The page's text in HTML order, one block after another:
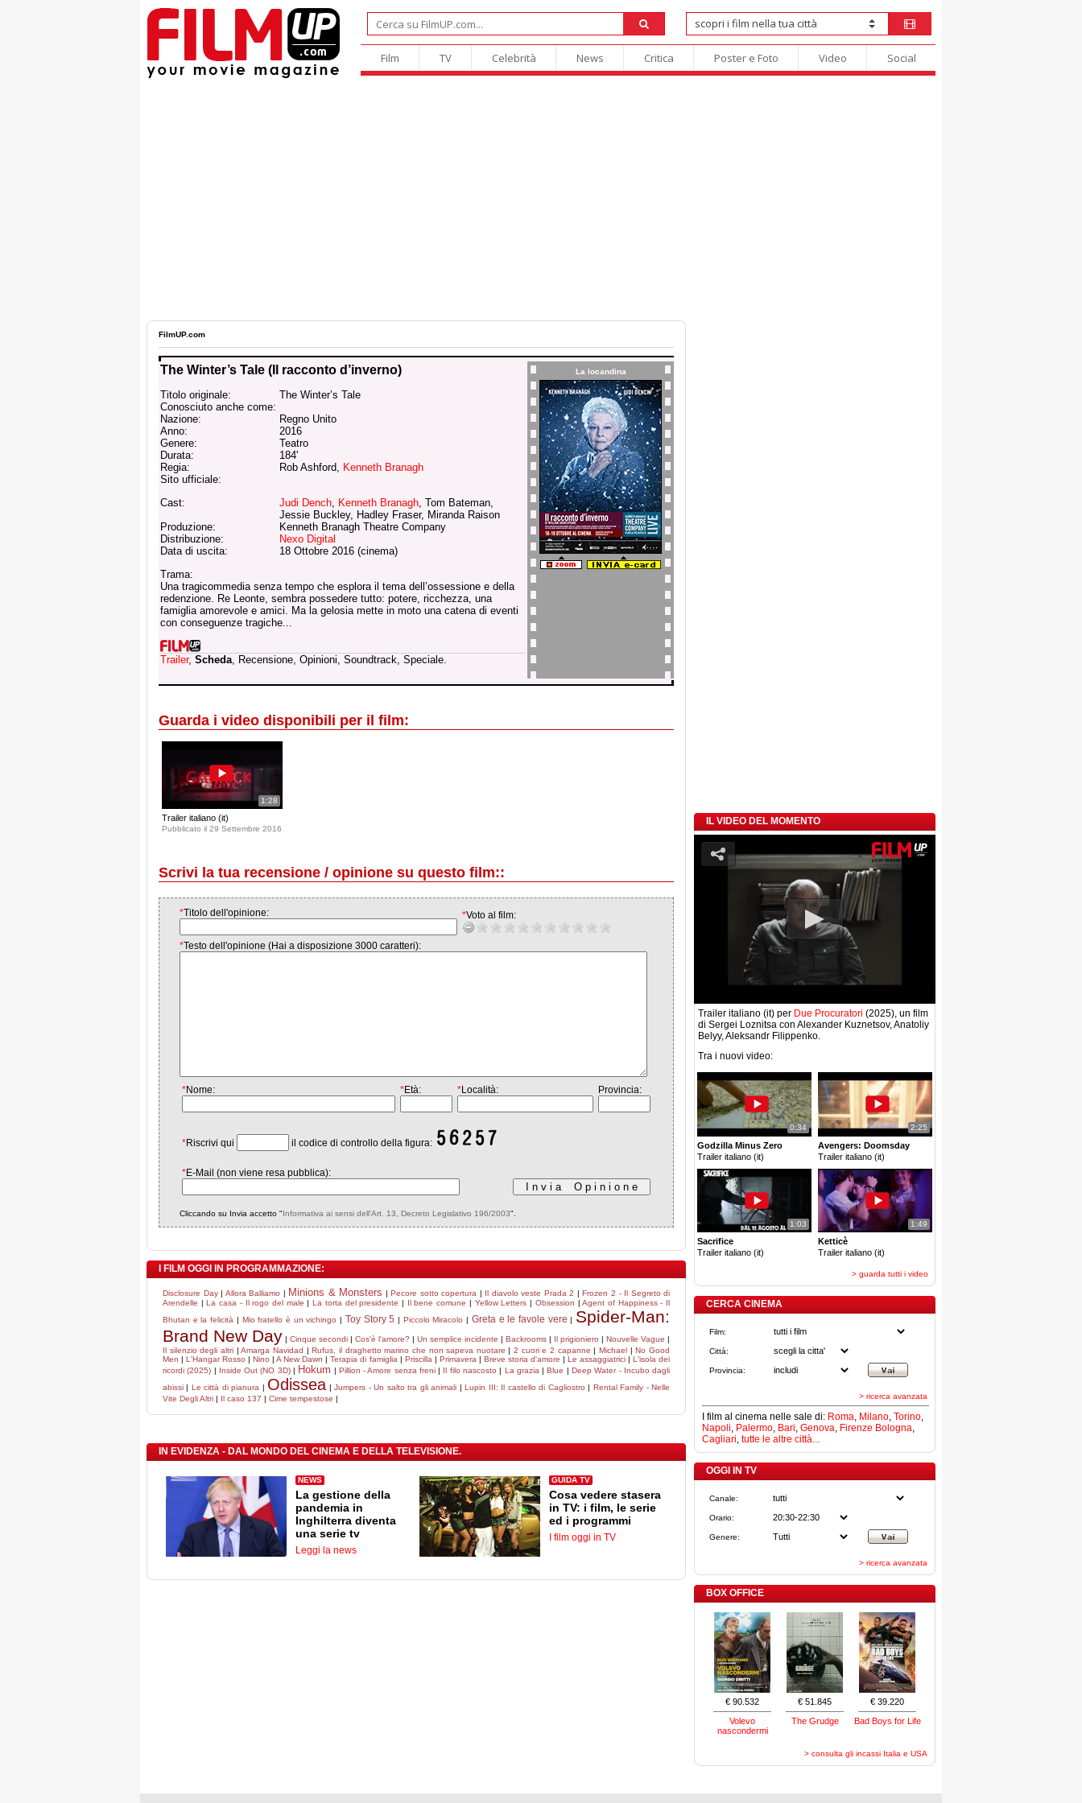
Film TV Celebrità News Critica Poster e Foto Video Social
FilmUP.com
The Winter’s Tale (Il racconto d’inverno)
Titolo originale:
The Winter’s Tale
Conosciuto anche come:
Nazione:
Regno Unito
Anno:
2016
Genere:
Teatro
Durata:
184'
Regia:
Rob Ashford, Kenneth Branagh
Sito ufficiale:
Cast:
Judi Dench, Kenneth Branagh, Tom Bateman,
Jessie Buckley, Hadley Fraser, Miranda Raison
Produzione:
Kenneth Branagh Theatre Company
Distribuzione:
Nexo Digital
Data di uscita:
18 Ottobre 2016 (cinema)
Trama:
Una tragicommedia senza tempo che esplora il tema dell’ossessione e della
redenzione. Re Leonte, sembra possedere tutto: potere, ricchezza, una
famiglia amorevole e amici. Ma la gelosia mette in moto una catena di eventi
con conseguenze tragiche...
Trailer, Scheda, Recensione, Opinioni, Soundtrack, Speciale.
La locandina
Guarda i video disponibili per il film:
1:28
Trailer italiano (it)
Pubblicato il 29 Settembre 2016
Scrivi la tua recensione / opinione su questo film::
*Titolo dell'opinione: *Voto al film:
*Testo dell'opinione (Hai a disposizione 3000 caratteri):
*Nome: *Età: *Località: Provincia:
*Riscrivi qui il codice di controllo della figura:
*E-Mail (non viene resa pubblica):
Cliccando su Invia accetto "Informativa ai sensi dell'Art. 13, Decreto Legislativo 196/2003".
I FILM OGGI IN PROGRAMMAZIONE:
Disclosure Day| Allora Balliamo | Minions & Monsters |Pecore sotto copertura | Il diavolo veste Prada 2 |Frozen 2 - Il Segreto di
Arendelle |La casa - Il rogo del male |La torta del presidente | Il bene comune | Yellow Letters | Obsession |Agent of Happiness - Il
Bhutan e la felicità | Mio fratello è un vichingo | Toy Story 5 | Piccolo Miracolo | Greta e le favole vere | Spider-Man:
Brand New Day | Cinque secondi | Cos'è l'amore? | Un semplice incidente | Backrooms | Il prigioniero | Nouvelle Vague |
Il silenzio degli altri|Amarga Navidad |Rufus, il draghetto marino che non sapeva nuotare |2 cuori e 2 capanne |Michael |No Good
Men |L'Hangar Rosso |Nino |A New Dawn |Terapia di famiglia | Priscilla | Primavera | Breve storia d'amore | Le assaggiatrici|L'isola dei
ricordi (2025) | Inside Out (NO 3D)| Hokum | Pillion - Amore senza freni| Il filo nascosto | La grazia |Blue | Deep Water - Incubo dagli
abissi | Le città di pianura | Odissea |Jumpers - Un salto tra gli animali |Lupin III: Il castello di Cagliostro | Rental Family - Nelle
Vite Degli Altri | Il caso 137 | Cime tempestose |
IN EVIDENZA - DAL MONDO DEL CINEMA E DELLA TELEVISIONE.
NEWS
La gestione della
pandemia in
Inghilterra diventa
una serie tv
Leggi la news
GUIDA TV
Cosa vedere stasera
in TV: i film, le serie
ed i programmi
I film oggi in TV
IL VIDEO DEL MOMENTO
Trailer italiano (it) per Due Procuratori (2025), un film
di Sergei Loznitsa con Alexander Kuznetsov, Anatoliy
Belyy, Aleksandr Filippenko.
Tra i nuovi video:
0:34
Godzilla Minus Zero
Trailer italiano (it)
2:25
Avengers: Doomsday
Trailer italiano (it)
1:03
Sacrifice
Trailer italiano (it)
1:49
Ketticè
Trailer italiano (it)
> guarda tutti i video
CERCA CINEMA
Film:
Città:
Provincia:
> ricerca avanzata
I film al cinema nelle sale di: Roma, Milano, Torino,
Napoli, Palermo, Bari, Genova, Firenze Bologna,
Cagliari, tutte le altre città...
OGGI IN TV
Canale:
Orario:
Genere:
> ricerca avanzata
BOX OFFICE
€ 90.532
Volevo
nascondermi
€ 51.845
The Grudge
€ 39.220
Bad Boys for Life
> consulta gli incassi Italia e USA